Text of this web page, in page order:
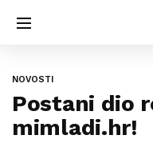
NOVOSTI
Postani dio
mimladi.hr!